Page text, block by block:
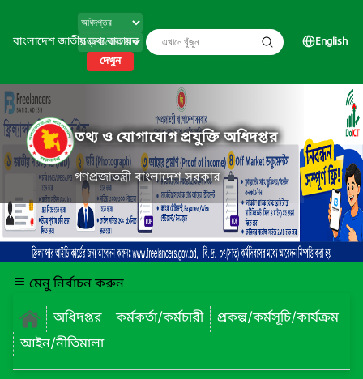
বাংলাদেশ জাতীয় তথ্য বাতায়ন
দেখুন
English
তথ্য ও যোগাযোগ প্রযুক্তি অধিদপ্তর
গণপ্রজাতন্ত্রী বাংলাদেশ সরকার
মেনু নির্বাচন করুন
অধিদপ্তর
কর্মকর্তা/কর্মচারী
প্রকল্প/কর্মসূচি/কার্যক্রম
আইন/নীতিমালা